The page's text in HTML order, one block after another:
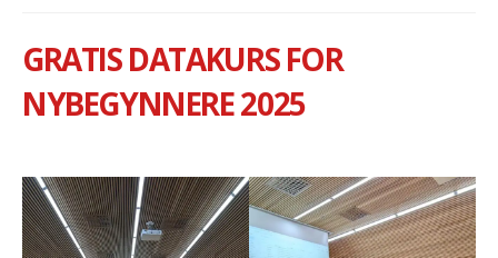
GRATIS DATAKURS FOR
NYBEGYNNERE 2025